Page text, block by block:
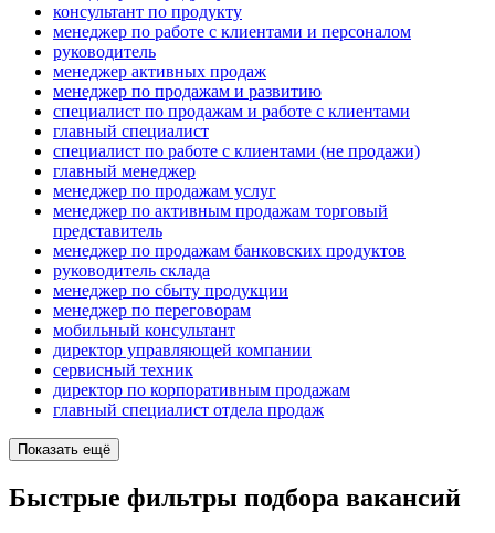
консультант по продукту
менеджер по работе с клиентами и персоналом
руководитель
менеджер активных продаж
менеджер по продажам и развитию
специалист по продажам и работе с клиентами
главный специалист
специалист по работе с клиентами (не продажи)
главный менеджер
менеджер по продажам услуг
менеджер по активным продажам торговый
представитель
менеджер по продажам банковских продуктов
руководитель склада
менеджер по сбыту продукции
менеджер по переговорам
мобильный консультант
директор управляющей компании
сервисный техник
директор по корпоративным продажам
главный специалист отдела продаж
Показать ещё
Быстрые фильтры подбора вакансий